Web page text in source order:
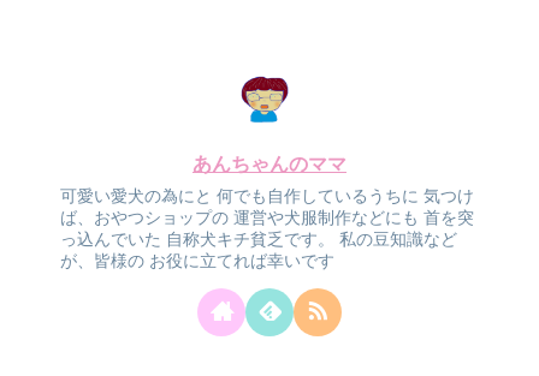
あんちゃんのママ
可愛い愛犬の為にと 何でも自作しているうちに 気つけ
ば、おやつショップの 運営や犬服制作などにも 首を突
っ込んでいた 自称犬キチ貧乏です。
私の豆知識など
が、皆様の お役に立てれば幸いです